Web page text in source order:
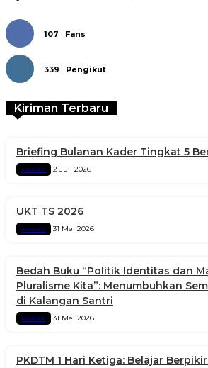
107 Fans
339 Pengikut
Kiriman Terbaru
Briefing Bulanan Kader Tingkat 5
KABAR 2 Juli 2026
UKT TS 2026
KABAR 31 Mei 2026
Bedah Buku “Politik Identitas dan
Pluralisme Kita”: Menumbuhkan
di Kalangan Santri
KABAR 31 Mei 2026
PKDTM 1 Hari Ketiga: Belajar